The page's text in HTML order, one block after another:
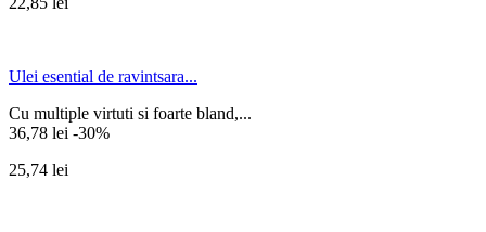
Ulei esential de ravintsara...
Cu multiple virtuti si foarte bland,...
36,78 lei -30%
25,74 lei